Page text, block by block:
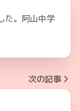
た。阿山中学
次の記事